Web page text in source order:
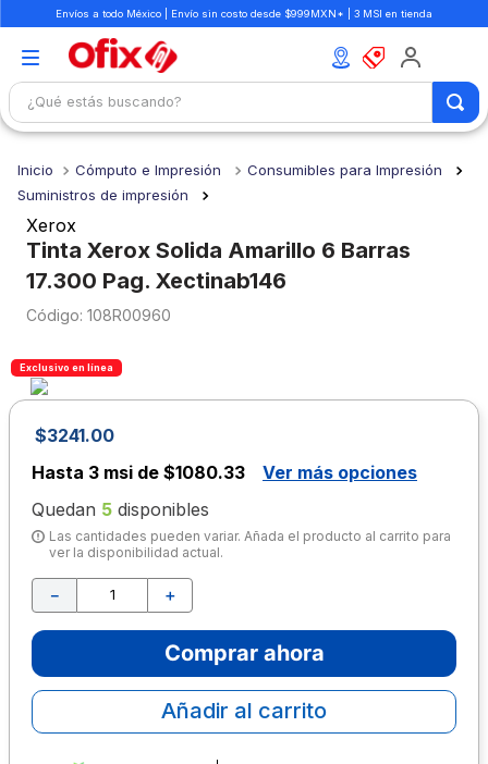
Envíos a todo México | Envío sin costo desde $999MXN* | 3 MSI en tienda
¿Qué estás buscando?
Cómputo e Impresión
Consumibles para Impresión
Suministros de impresión
Xerox
Tinta Xerox Solida Amarillo 6 Barras
17.300 Pag. Xectinab146
: 108R00960
Exclusivo en línea
$3241.00
Hasta 3 msi de $1080.33
Ver más opciones
Quedan 5 disponibles
Las cantidades pueden variar. Añada el producto al carrito para
ver la disponibilidad actual.
＋
－
Comprar ahora
Añadir al carrito
1.
mochilas
2
3
cuaderno
4.
cuadernos
colores
6.
boligrafo
7.
escritorio
8.
sacapuntas
9 .
escolar
10. lapiz